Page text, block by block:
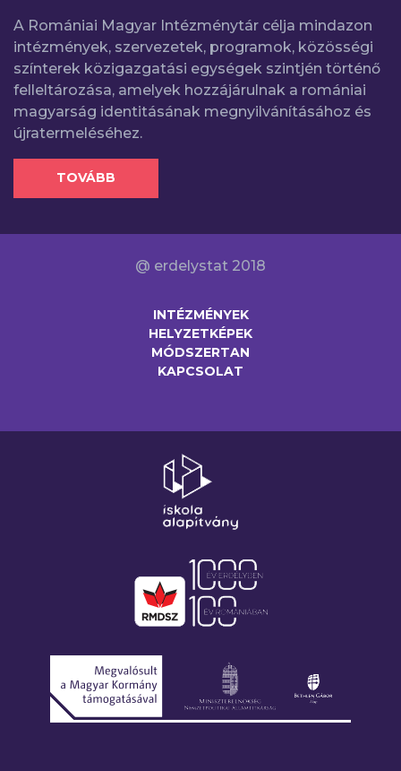
A Romániai Magyar Intézménytár célja mindazon
intézmények, szervezetek, programok, közösségi
színterek közigazgatási egységek szintjén történő
felleltározása, amelyek hozzájárulnak a romániai
magyarság identitásának megnyilvánításához és
újratermeléséhez.
TOVÁBB
@ erdelystat 2018
INTÉZMÉNYEK
HELYZETKÉPEK
MÓDSZERTAN
KAPCSOLAT